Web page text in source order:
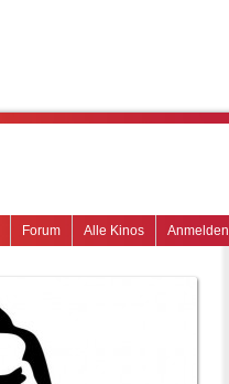
Anmelden
Alle Kinos
Forum